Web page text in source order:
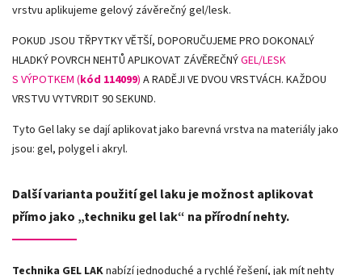
vrstvu aplikujeme gelový závěrečný gel/lesk.
POKUD JSOU TŘPYTKY VĚTŠÍ, DOPORUČUJEME PRO DOKONALÝ
HLADKÝ POVRCH NEHTŮ APLIKOVAT ZÁVĚREČNÝGEL/LESK
S VÝPOTKEM (kód 114099) A RADĚJI VE DVOU VRSTVÁCH. KAŽDOU
VRSTVU VYTVRDIT 90 SEKUND.
Tyto Gel laky se dají aplikovat jako barevná vrstva na materiály jako
jsou: gel, polygel i akryl.
Další varianta použití gel laku je možnost aplikovat
přímo jako „techniku gel lak“ na přírodní nehty.
Technika GEL LAKnabízí jednoduché a rychlé řešení, jak mít nehty